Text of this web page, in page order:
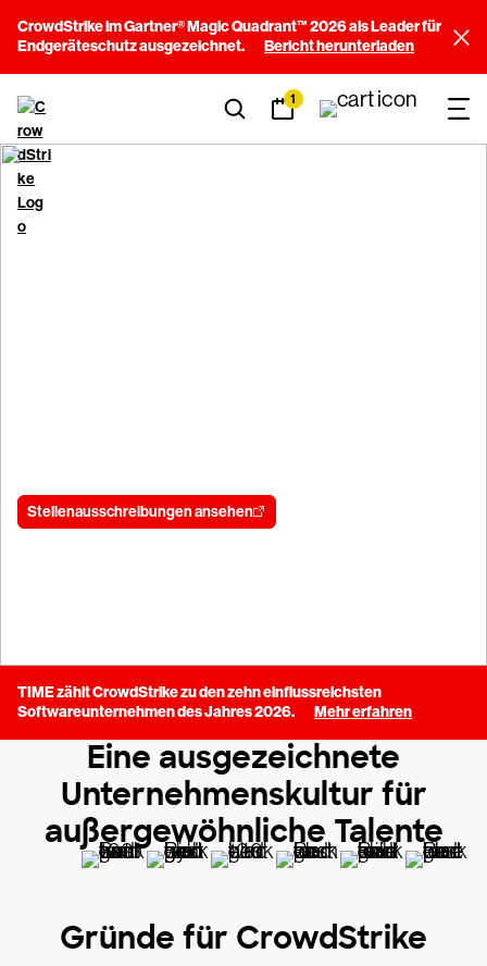
CrowdStrike im Gartner® Magic Quadrant™ 2026 als Leader für
Endgeräteschutz ausgezeichnet.
Bericht herunterladen
1
Stellenausschreibungen ansehen
TIME zählt CrowdStrike zu den zehn einflussreichsten
Softwareunternehmen des Jahres 2026.
Mehr erfahren
Eine ausgezeichnete
Unternehmenskultur für
außergewöhnliche Talente
Gründe für CrowdStrike